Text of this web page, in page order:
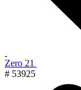
Zero 21
# 53925